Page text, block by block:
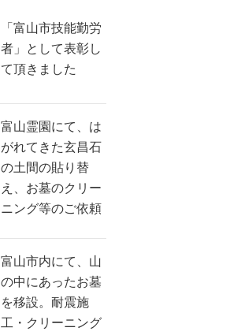
「富山市技能勤労
者」として表彰し
て頂きました
富山霊園にて、は
がれてきた玄昌石
の土間の貼り替
え、お墓のクリー
ニング等のご依頼
富山市内にて、山
の中にあったお墓
を移設。耐震施
工・クリーニング